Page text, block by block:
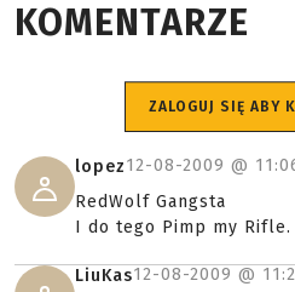
KOMENTARZE
ZALOGUJ SIĘ ABY
lopez12-08-2009 @
RedWolf Gangsta
I do tego Pimp my Rifle.
LiuKas12-08-2009 @